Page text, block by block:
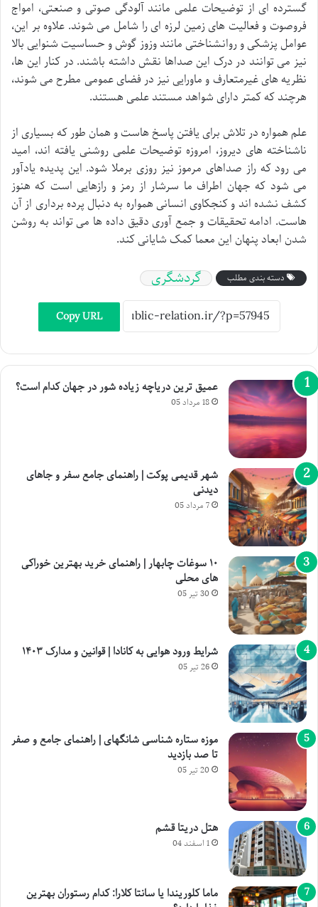
گسترده ای از توضیحات علمی مانند آلودگی صوتی و صنعتی، امواج
فروصوت و فعالیت های زمین لرزه ای را شامل می شوند. علاوه بر این،
عوامل پزشکی و روانشناختی مانند وزوز گوش و حساسیت شنوایی بالا
نیز می توانند در درک این صداها نقش داشته باشند. در کنار این ها،
نظریه های غیرمتعارف و ماورایی نیز در فضای عمومی مطرح می شوند،
هرچند که کمتر دارای شواهد مستند علمی هستند.
علم همواره در تلاش برای یافتن پاسخ هاست و همان طور که بسیاری از
ناشناخته های دیروز، امروزه توضیحات علمی روشنی یافته اند، امید
می رود که راز صداهای مرموز نیز روزی برملا شود. این پدیده یادآور
می شود که جهان اطراف ما سرشار از رمز و رازهایی است که هنوز
کشف نشده اند و کنجکاوی انسانی همواره به دنبال پرده برداری از آن
هاست. ادامه تحقیقات و جمع آوری دقیق داده ها می تواند به روشن
شدن ابعاد پنهان این معما کمک شایانی کند.
دسته بندی مطلب گردشگری
Copy URL
عمیق ترین دریاچه زیاده شور در جهان کدام است؟
18 مرداد 05
شهر قدیمی پوکت | راهنمای جامع سفر و جاهای
دیدنی
7 مرداد 05
۱۰ سوغات چابهار | راهنمای خرید بهترین خوراکی
های محلی
30 تیر 05
شرایط ورود هوایی به کانادا | قوانین و مدارک ۱۴۰۳
26 تیر 05
موزه ستاره شناسی شانگهای | راهنمای جامع و صفر
تا صد بازدید
20 تیر 05
هتل دریتا قشم
1 اسفند 04
ماما کلوریندا یا سانتا کلارا: کدام رستوران بهترین